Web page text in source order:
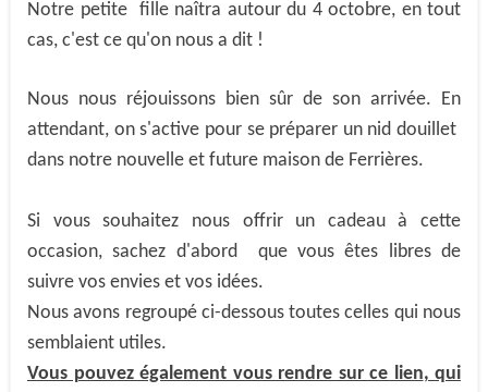
Notre petite fille naîtra autour du 4 octobre, en tout
cas, c'est ce qu'on nous a dit !
Nous nous réjouissons bien sûr de son arrivée. En
attendant, on s'active pour se préparer un nid douillet
dans notre nouvelle et future maison de Ferrières.
Si vous souhaitez nous offrir un cadeau à cette
occasion, sachez d'abord que vous êtes libres de
suivre vos envies et vos idées.
Nous avons regroupé ci-dessous toutes celles qui nous
semblaient utiles.
Vous pouvez également vous rendre sur ce lien, qui